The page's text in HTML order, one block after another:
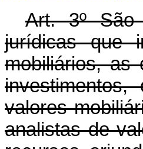
Art. 3º São
jurídicas que
mobiliários, as
valores
analistas de